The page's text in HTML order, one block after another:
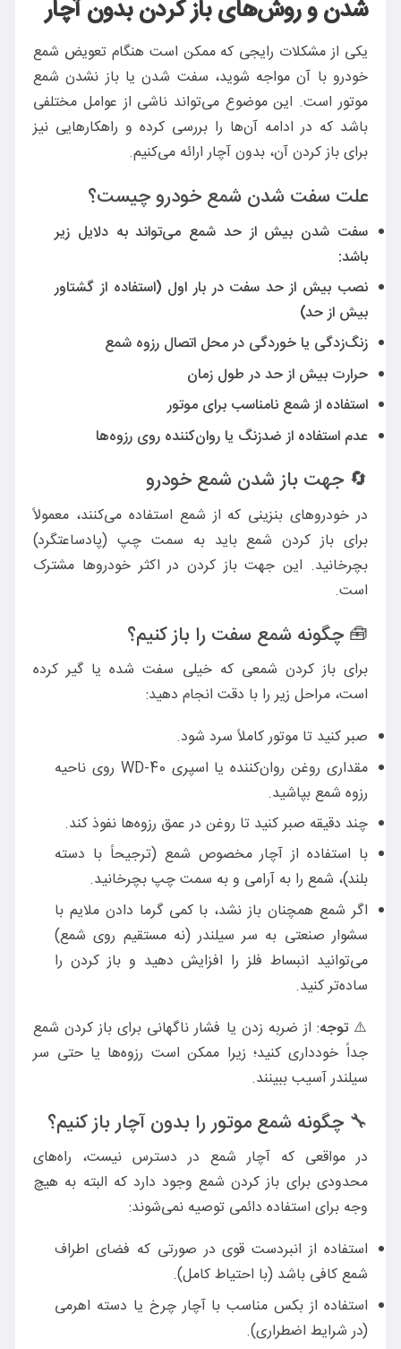
شدن و روش‌های باز کردن بدون آچار
یکی از مشکلات رایجی که ممکن است هنگام تعویض شمع
خودرو با آن مواجه شوید، سفت شدن یا باز نشدن شمع
موتور است. این موضوع می‌تواند ناشی از عوامل مختلفی
باشد که در ادامه آن‌ها را بررسی کرده و راهکارهایی نیز
برای باز کردن آن، بدون آچار ارائه می‌کنیم.
علت سفت شدن شمع خودرو چیست؟
سفت شدن بیش از حد شمع می‌تواند به دلایل زیر
باشد:
نصب بیش از حد سفت در بار اول (استفاده از گشتاور
بیش از حد)
زنگ‌زدگی یا خوردگی در محل اتصال رزوه شمع
حرارت بیش از حد در طول زمان
استفاده از شمع نامناسب برای موتور
عدم استفاده از ضدزنگ یا روان‌کننده روی رزوه‌ها
🔄 جهت باز شدن شمع خودرو
در خودروهای بنزینی که از شمع استفاده می‌کنند، معمولاً
برای باز کردن شمع باید به سمت چپ (پادساعتگرد)
بچرخانید. این جهت باز کردن در اکثر خودروها مشترک
است.
🧰 چگونه شمع سفت را باز کنیم؟
برای باز کردن شمعی که خیلی سفت شده یا گیر کرده
است، مراحل زیر را با دقت انجام دهید:
صبر کنید تا موتور کاملاً سرد شود.
مقداری روغن روان‌کننده یا اسپری WD-40 روی ناحیه
رزوه شمع بپاشید.
چند دقیقه صبر کنید تا روغن در عمق رزوه‌ها نفوذ کند.
با استفاده از آچار مخصوص شمع (ترجیحاً با دسته
بلند)، شمع را به آرامی و به سمت چپ بچرخانید.
اگر شمع همچنان باز نشد، با کمی گرما دادن ملایم با
سشوار صنعتی به سر سیلندر (نه مستقیم روی شمع)
می‌توانید انبساط فلز را افزایش دهید و باز کردن را
ساده‌تر کنید.
⚠️توجه: از ضربه زدن یا فشار ناگهانی برای باز کردن شمع
جداً خودداری کنید؛ زیرا ممکن است رزوه‌ها یا حتی سر
سیلندر آسیب ببینند.
🔧 چگونه شمع موتور را بدون آچار باز کنیم؟
در مواقعی که آچار شمع در دسترس نیست، راه‌های
محدودی برای باز کردن شمع وجود دارد که البته به هیچ
وجه برای استفاده دائمی توصیه نمی‌شوند:
استفاده از انبردست قوی در صورتی که فضای اطراف
شمع کافی باشد (با احتیاط کامل).
استفاده از بکس مناسب با آچار چرخ یا دسته اهرمی
(در شرایط اضطراری).